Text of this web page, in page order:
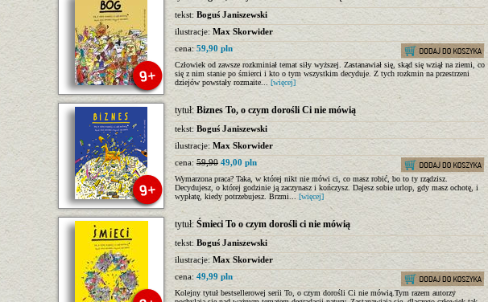
tekst: Boguś Janiszewski
ilustracje: Max Skorwider
cena:59,90 pln
Człowiek od zawsze rozkminiał temat siły wyższej. Zastanawiał się, skąd się wziął na ziemi, co
się z nim stanie po śmierci i kto o tym wszystkim decyduje. Z tych rozkmin na przestrzeni
dziejów powstały rozmaite... [więcej]
tytuł: Biznes To, o czym dorośli Ci nie mówią
tekst: Boguś Janiszewski
ilustracje: Max Skorwider
cena: 59,90 49,00 pln
Wymarzona praca? Taka, w której nikt nie mówi ci, co masz robić, bo to ty rządzisz.
Decydujesz, o której godzinie ją zaczynasz i kończysz. Dajesz sobie urlop, gdy masz ochotę, i
wypłatę, kiedy potrzebujesz. Brzmi... [więcej]
tytuł: Śmieci To o czym dorośli ci nie mówią
tekst: Boguś Janiszewski
ilustracje: Max Skorwider
cena: 49,99 pln
Kolejny tytuł bestsellerowej serii To, o czym dorośli Ci nie mówią.Tym razem autorzy